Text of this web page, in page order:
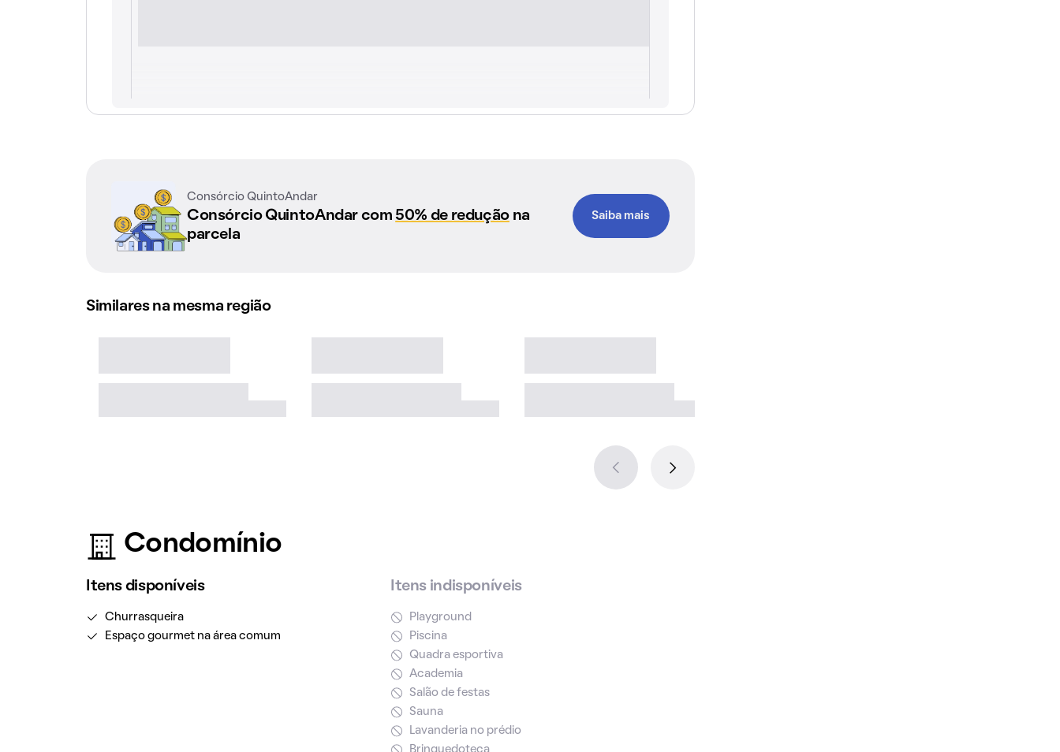
Consórcio QuintoAndar
Consórcio QuintoAndar com 50% de reduçãona
parcela
Saiba mais
Similares na mesma região
Condomínio
Itens disponíveis
Churrasqueira
Espaço gourmet na área comum
Itens indisponíveis
Playground
Piscina
Quadra esportiva
Academia
Salão de festas
Sauna
Lavanderia no prédio
Brinquedoteca